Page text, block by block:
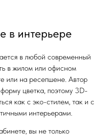
в интерьере
в любой современный
в жилом или офисном
или на ресепшене. Автор
цветка, поэтому 3D-
как с эко-стилем, так и с
интерьерами.
вы не только